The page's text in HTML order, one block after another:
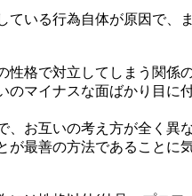
ている行為自体が原因で、
性格で対立してしまう関係
のマイナスな面ばかり目に
、お互いの考え方が全く異
が最善の方法であることに